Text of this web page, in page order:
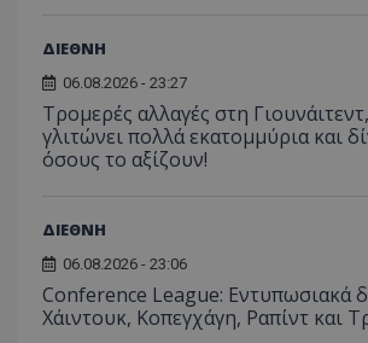
ΔΙΕΘΝΗ
06.08.2026 - 23:27
Τρομερές αλλαγές στη
γλιτώνει πολλά εκατομμύρια και
όσους το αξίζουν!
ΔΙΕΘΝΗ
06.08.2026 - 23:06
Conference League: Εντυπωσιακά
Χάιντουκ, Κοπεγχάγη, Ραπίντ και